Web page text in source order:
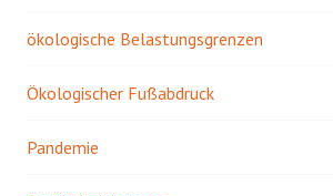
ökologische Belastungsgrenzen
Ökologischer Fußabdruck
Pandemie